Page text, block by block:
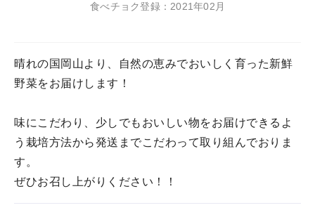
食べチョク登録：2021年02月
晴れの国岡山より、自然の恵みでおいしく育った新鮮
野菜をお届けします！
味にこだわり、少しでもおいしい物をお届けできるよ
う栽培方法から発送までこだわって取り組んでおりま
す。
ぜひお召し上がりください！！